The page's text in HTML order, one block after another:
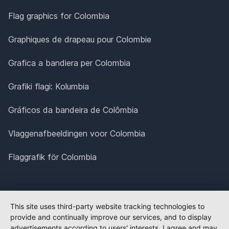
Flag graphics for Colombia
Graphiques de drapeau pour Colombie
Grafica a bandiera per Colombia
Grafiki flagi: Kolumbia
Gráficos da bandeira de Colômbia
Vlaggenafbeeldingen voor Colombia
Flaggrafik för Colombia
This site uses third-party website tracking technologies to
provide and continually improve our services, and to display